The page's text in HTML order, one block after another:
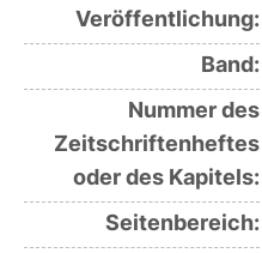
Veröffentlichung:
Band:
Nummer des
Zeitschriftenheftes
oder des Kapitels:
Seitenbereich: